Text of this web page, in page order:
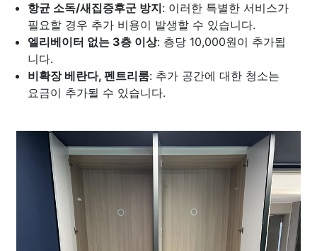
항균 소독/새집증후군 방지: 이러한 특별한 서비스가
필요할 경우 추가 비용이 발생할 수 있습니다.
엘리베이터 없는 3층 이상: 층당 10,000원이 추가됩
니다.
비확장 베란다, 펜트리룸: 추가 공간에 대한 청소는
요금이 추가될 수 있습니다.